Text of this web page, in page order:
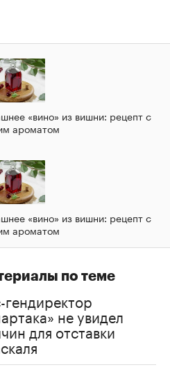
«вино» из вишни: рецепт с
ароматом
«вино» из вишни: рецепт с
ароматом
по теме
гендиректор
не увидел
для отставки